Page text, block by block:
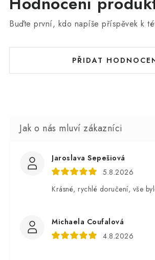
Buďte první, kdo napíše příspěvek k
PŘIDAT
Jaroslava Sepešiová
5.8.2026
Krásné, rychlé doručení, vše
Michaela Coufalová
4.8.2026